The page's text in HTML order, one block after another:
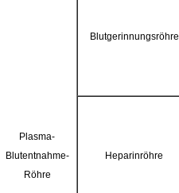
Plasma-
Blutentnahme-
Röhre
Blutgerinnungsröhre
Heparinröhre